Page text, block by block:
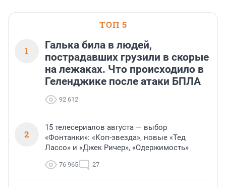
ТОП 5
1
Галька била в людей,
пострадавших грузили в скорые
на лежаках. Что происходило в
Геленджике после атаки БПЛА
92 612
2
15 телесериалов августа — выбор
«Фонтанки»: «Коп-звезда», новые «Тед
Лассо» и «Джек Ричер», «Одержимость»
76 965 27